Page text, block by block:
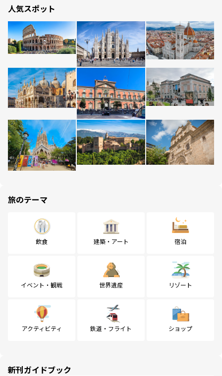
人気スポット
旅のテーマ
飲食 建築・アート 宿泊
イベント・観戦 世界遺産 リゾート
アクティビティ 鉄道・フライト ショップ
新刊ガイドブック